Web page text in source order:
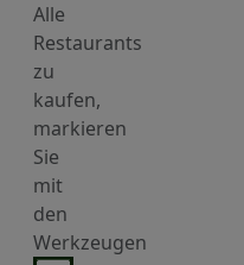
Alle
Restaurants
zu
kaufen,
markieren
Sie
mit
den
Werkzeugen